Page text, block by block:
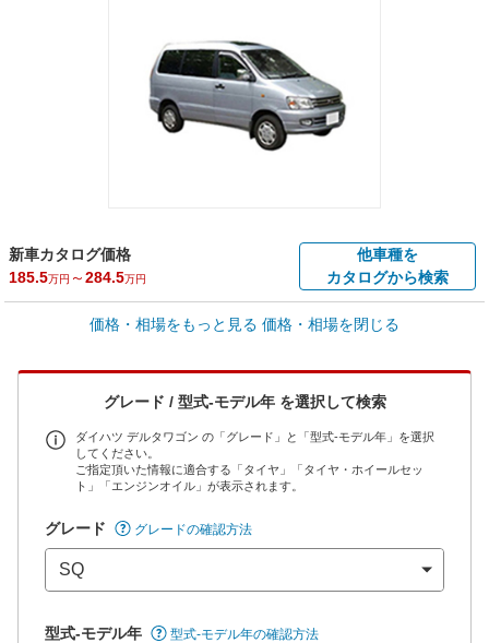
新車カタログ価格
185.5万円 ～284.5万円
他車種を
カタログから検索
車買取価格 *
車買取相場
全国平均の車検価格 *
65,050円
楽天Car車検で
店舗を検索
*当該価格は車種別の価格となります。
価格・相場をもっと見る 価格・相場を閉じる
グレード / 型式-モデル年 を選択して検索
ダイハツ デルタワゴン の「グレード」と「型式-モデル年」を選択
してください。
ご指定頂いた情報に適合する「タイヤ」「タイヤ・ホイールセッ
ト」「エンジンオイル」が表示されます。
グレード グレードの確認方法
型式-モデル年 型式-モデル年の確認方法